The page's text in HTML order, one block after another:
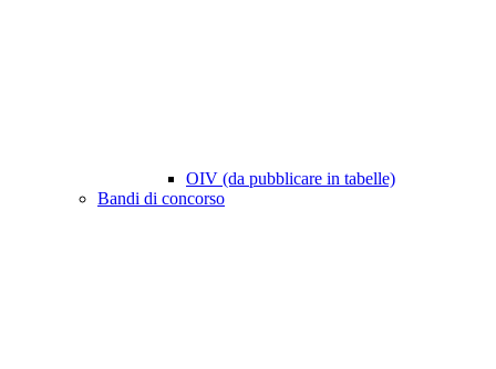
OIV (da pubblicare in tabelle)
Bandi di concorso